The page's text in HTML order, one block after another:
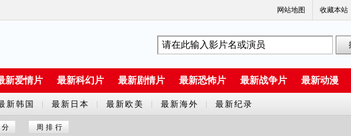
收藏本站
网站地图
新爱情片 最新科幻片 最新剧情片 最新恐怖片 最新战争片 最新动漫
新韩国 最新日本 最新欧美 最新海外 最新纪录
周排行